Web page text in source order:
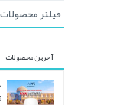
فیلتر محصولات
آخرین محصولات